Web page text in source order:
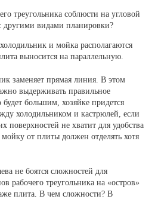
треугольника соблюсти на угловой
другими видами планировки?
и мойка располагаются
выносится на параллельную.
заменяет прямая линия. В этом
выдерживать правильное
большим, хозяйке придется
холодильником и кастрюлей, если
поверхностей не хватит для удобства
мойку от плиты должен отделять хотя
не боятся сложностей для
рабочего треугольника на «остров»
плита. В чем сложности? В